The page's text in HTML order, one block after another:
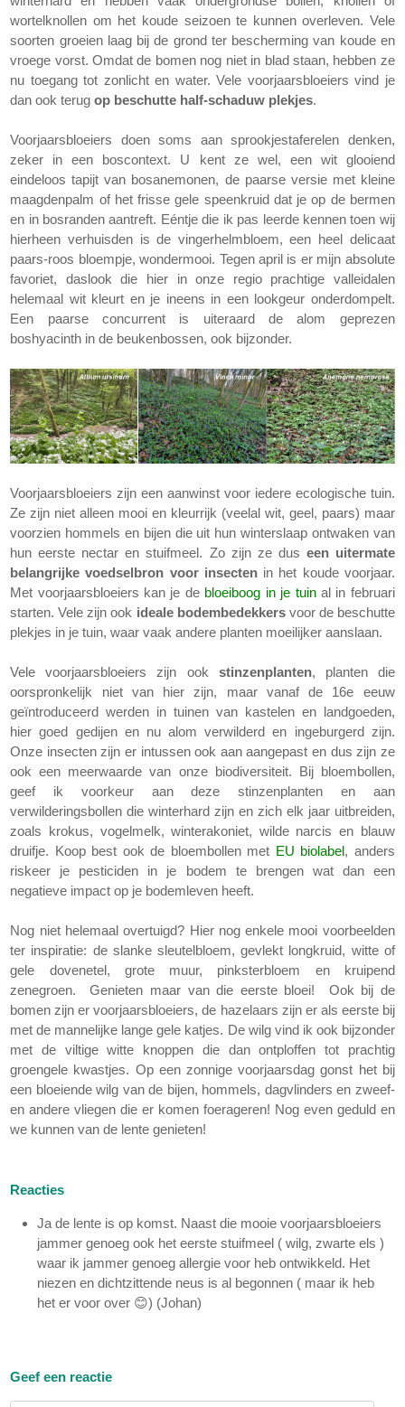
wortelknollen om het koude seizoen te kunnen overleven. Vele
soorten groeien laag bij de grond ter bescherming van koude en
vroege vorst. Omdat de bomen nog niet in blad staan, hebben ze
nu toegang tot zonlicht en water. Vele voorjaarsbloeiers vind je
dan ook terugop beschutte half-schaduw plekjes.
Voorjaarsbloeiers doen soms aan sprookjestaferelen denken,
zeker in een boscontext. U kent ze wel, een wit glooiend
eindeloos tapijt van bosanemonen, de paarse versie met kleine
maagdenpalm of het frisse gele speenkruid dat je op de bermen
en in bosranden aantreft. Eéntje die ik pas leerde kennen toen wij
hierheen verhuisden is de vingerhelmbloem, een heel delicaat
paars-roos bloempje, wondermooi. Tegen april is er mijn absolute
favoriet, daslook die hier in onze regio prachtige valleidalen
helemaal wit kleurt en je ineens in een lookgeur onderdompelt.
Een paarse concurrent is uiteraard de alom geprezen
boshyacinth in de beukenbossen, ook bijzonder.
Voorjaarsbloeiers zijn een aanwinst voor iedere ecologische tuin.
Ze zijn niet alleen mooi en kleurrijk (veelal wit, geel, paars) maar
voorzien hommels en bijen die uit hun winterslaap ontwaken van
hun eerste nectar en stuifmeel. Zo zijn ze dus een uitermate
belangrijke voedselbron voor insectenin het koude voorjaar.
Met voorjaarsbloeiers kan je de bloeiboog in je tuinal in februari
starten. Vele zijn ook ideale bodembedekkersvoor de beschutte
plekjes in je tuin, waar vaak andere planten moeilijker aanslaan.
Vele voorjaarsbloeiers zijn ook stinzenplanten, planten die
oorspronkelijk niet van hier zijn, maar vanaf de 16e eeuw
geïntroduceerd werden in tuinen van kastelen en landgoeden,
hier goed gedijen en nu alom verwilderd en ingeburgerd zijn.
Onze insecten zijn er intussen ook aan aangepast en dus zijn ze
ook een meerwaarde van onze biodiversiteit. Bij bloembollen,
geef ik voorkeur aan deze stinzenplanten en aan
verwilderingsbollen die winterhard zijn en zich elk jaar uitbreiden,
zoals krokus, vogelmelk, winterakoniet, wilde narcis en blauw
druifje. Koop best ook de bloembollen met EU biolabel, anders
riskeer je pesticiden in je bodem te brengen wat dan een
negatieve impact op je bodemleven heeft.
Nog niet helemaal overtuigd? Hier nog enkele mooi voorbeelden
ter inspiratie: de slanke sleutelbloem, gevlekt longkruid, witte of
gele dovenetel, grote muur, pinksterbloem en kruipend
zenegroen. Genieten maar van die eerste bloei! Ook bij de
bomen zijn er voorjaarsbloeiers, de hazelaars zijn er als eerste bij
met de mannelijke lange gele katjes. De wilg vind ik ook bijzonder
met de viltige witte knoppen die dan ontploffen tot prachtig
groengele kwastjes. Op een zonnige voorjaarsdag gonst het bij
een bloeiende wilg van de bijen, hommels, dagvlinders en zweef-
en andere vliegen die er komen foerageren! Nog even geduld en
we kunnen van de lente genieten!
Reacties
Ja de lente is op komst. Naast die mooie voorjaarsbloeiers
jammer genoeg ook het eerste stuifmeel ( wilg, zwarte els )
waar ik jammer genoeg allergie voor heb ontwikkeld. Het
niezen en dichtzittende neus is al begonnen ( maar ik heb
het er voor over 😊) (Johan)
Geef een reactie